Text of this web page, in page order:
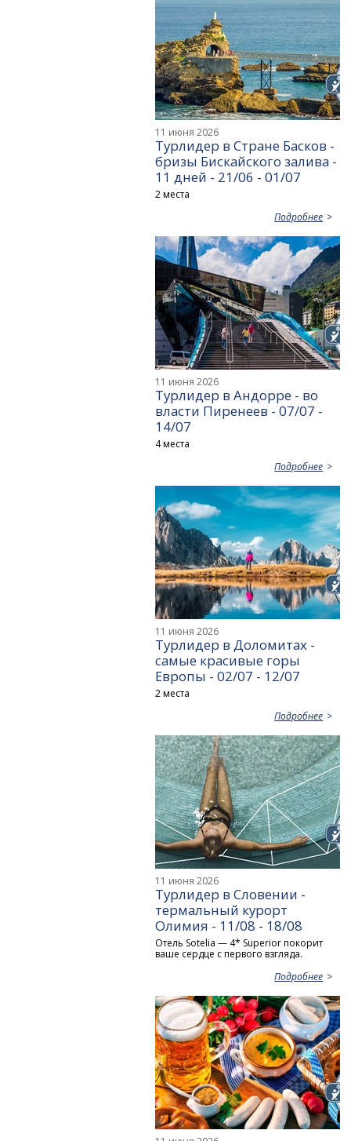
11 июня 2026
Турлидер в Стране Басков -
бризы Бискайского залива -
11 дней - 21/06 - 01/07
2 места
Подробнее
11 июня 2026
Турлидер в Андорре - во
власти Пиренеев - 07/07 -
14/07
4 места
Подробнее
11 июня 2026
Турлидер в Доломитах -
самые красивые горы
Европы - 02/07 - 12/07
2 места
Подробнее
11 июня 2026
Турлидер в Словении -
термальный курорт
Олимия - 11/08 - 18/08
Отель Sotelia — 4* Superior покорит
ваше сердце с первого взгляда.
Подробнее